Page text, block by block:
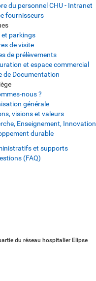
du personnel CHU - Intranet
fournisseurs
et parkings
de visite
de prélèvements
et espace commercial
de Documentation
nous ?
générale
visions et valeurs
Enseignement, Innovation
durable
et supports
(FAQ)
du réseau hospitalier Elipse